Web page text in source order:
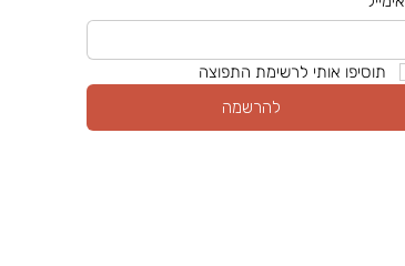
תוסיפו אותי לרשימת התפוצה
להרשמה